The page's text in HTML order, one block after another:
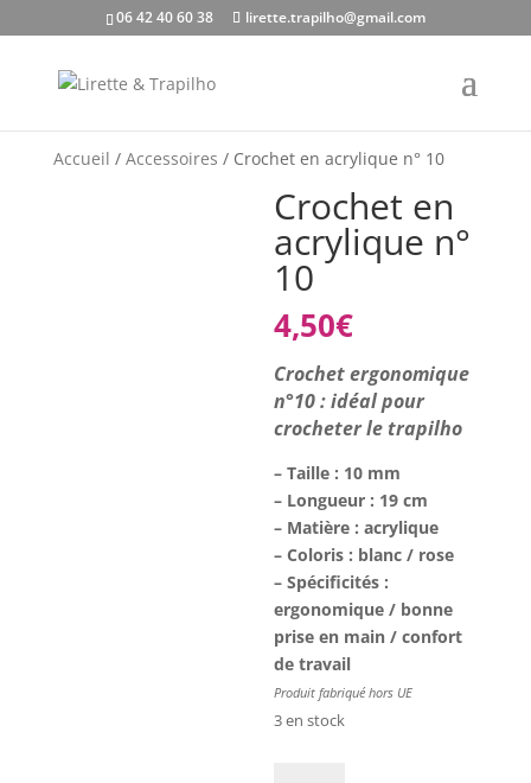
06 42 40 60 38 lirette.trapilho@gmail.com
Accueil / Accessoires / Crochet en acrylique n° 10
Crochet en
acrylique n°
10
4,50€
Crochet ergonomique
n°10 : idéal pour
crocheter le trapilho
– Taille : 10 mm
– Longueur : 19 cm
– Matière : acrylique
– Coloris : blanc / rose
– Spécificités :
ergonomique / bonne
prise en main / confort
de travail
Produit fabriqué hors UE
3 en stock